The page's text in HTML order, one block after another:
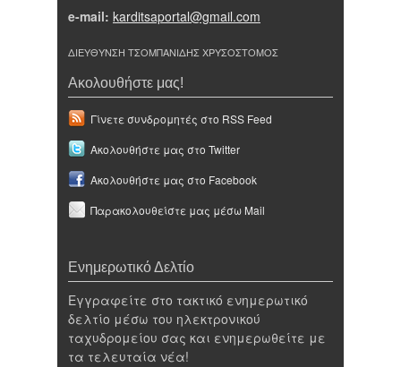
e-mail: karditsaportal@gmail.com
ΔΙΕΥΘΥΝΣΗ ΤΣΟΜΠΑΝΙΔΗΣ ΧΡΥΣΟΣΤΟΜΟΣ
Ακολουθήστε μας!
Γίνετε συνδρομητές στο RSS Feed
Ακολουθήστε μας στο Twitter
Ακολουθήστε μας στο Facebook
Παρακολουθείστε μας μέσω Mail
Ενημερωτικό Δελτίο
Εγγραφείτε στο τακτικό ενημερωτικό
δελτίο μέσω του ηλεκτρονικού
ταχυδρομείου σας και ενημερωθείτε με
τα τελευταία νέα!